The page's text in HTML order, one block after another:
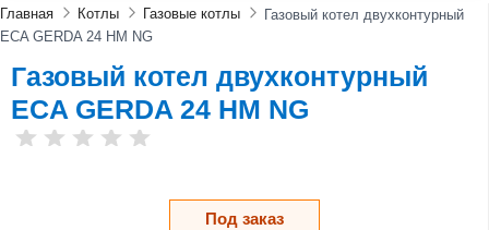
Главная Котлы Газовые котлы
Газовый котел двухконтурный
ECA GERDA 24 HM NG
Газовый котел двухконтурный
ECA GERDA 24 HM NG
Под заказ